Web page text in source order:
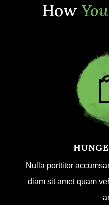
How You
Nulla porttitor
diam sit amet quam